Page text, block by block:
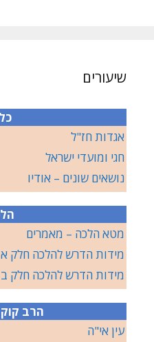
שיעורים
אגדות חז"ל
חגי ומועדי ישראל
נושאים שונים – אודיו
מטא הלכה – מאמרים
מידות הדרש להלכה חלק א
מידות הדרש להלכה חלק ב
הרב
עין אי"ה